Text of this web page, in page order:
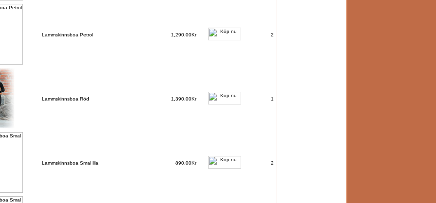
Lammskinnsboa Petrol 1,290.00Kr 2
Lammskinnsboa Röd 1,390.00Kr 1
Lammskinnsboa Smal lila 890.00Kr 2